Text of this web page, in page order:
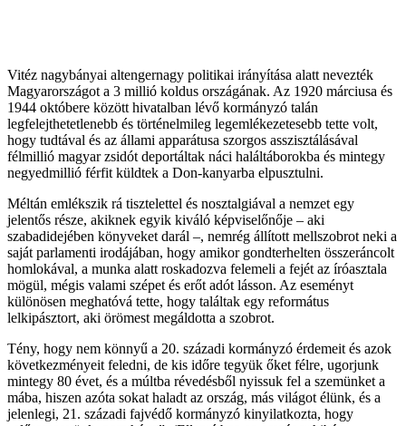
Vitéz nagybányai altengernagy politikai irányítása alatt nevezték
Magyarországot a 3 millió koldus országának. Az 1920 márciusa és
1944 októbere között hivatalban lévő kormányzó talán
legfelejthetetlenebb és történelmileg legemlékezetesebb tette volt,
hogy tudtával és az állami apparátusa szorgos asszisztálásával
félmillió magyar zsidót deportáltak náci haláltáborokba és mintegy
negyedmillió férfit küldtek a Don-kanyarba elpusztulni.
Méltán emlékszik rá tisztelettel és nosztalgiával a nemzet egy
jelentős része, akiknek egyik kiváló képviselőnője – aki
szabadidejében könyveket darál –, nemrég állított mellszobrot neki a
saját parlamenti irodájában, hogy amikor gondterhelten összeráncolt
homlokával, a munka alatt roskadozva felemeli a fejét az íróasztala
mögül, mégis valami szépet és erőt adót lásson. Az eseményt
különösen meghatóvá tette, hogy találtak egy református
lelkipásztort, aki örömest megáldotta a szobrot.
Tény, hogy nem könnyű a 20. századi kormányzó érdemeit és azok
következményeit feledni, de kis időre tegyük őket félre, ugorjunk
mintegy 80 évet, és a múltba révedésből nyissuk fel a szemünket a
mába, hiszen azóta sokat haladt az ország, más világot élünk, és a
jelenlegi, 21. századi fajvédő kormányzó kinyilatkozta, hogy